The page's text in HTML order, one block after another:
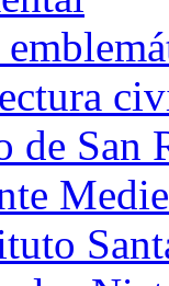
de San